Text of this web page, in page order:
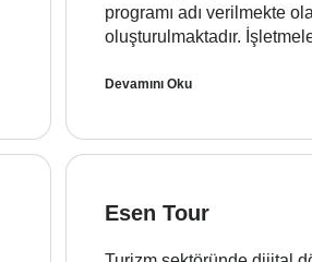
programı adı verilmekte
oluşturulmaktadır.
Devamını Oku
Esen Tour